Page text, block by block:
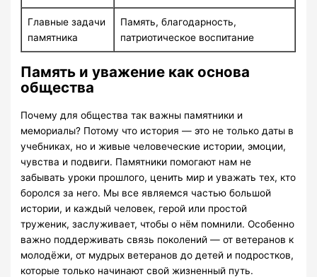
Главные задачи
памятника
Память, благодарность,
патриотическое воспитание
Память и уважение как основа
общества
Почему для общества так важны памятники и
мемориалы? Потому что история — это не только даты в
учебниках, но и живые человеческие истории, эмоции,
чувства и подвиги. Памятники помогают нам не
забывать уроки прошлого, ценить мир и уважать тех, кто
боролся за него. Мы все являемся частью большой
истории, и каждый человек, герой или простой
труженик, заслуживает, чтобы о нём помнили. Особенно
важно поддерживать связь поколений — от ветеранов к
молодёжи, от мудрых ветеранов до детей и подростков,
которые только начинают свой жизненный путь.